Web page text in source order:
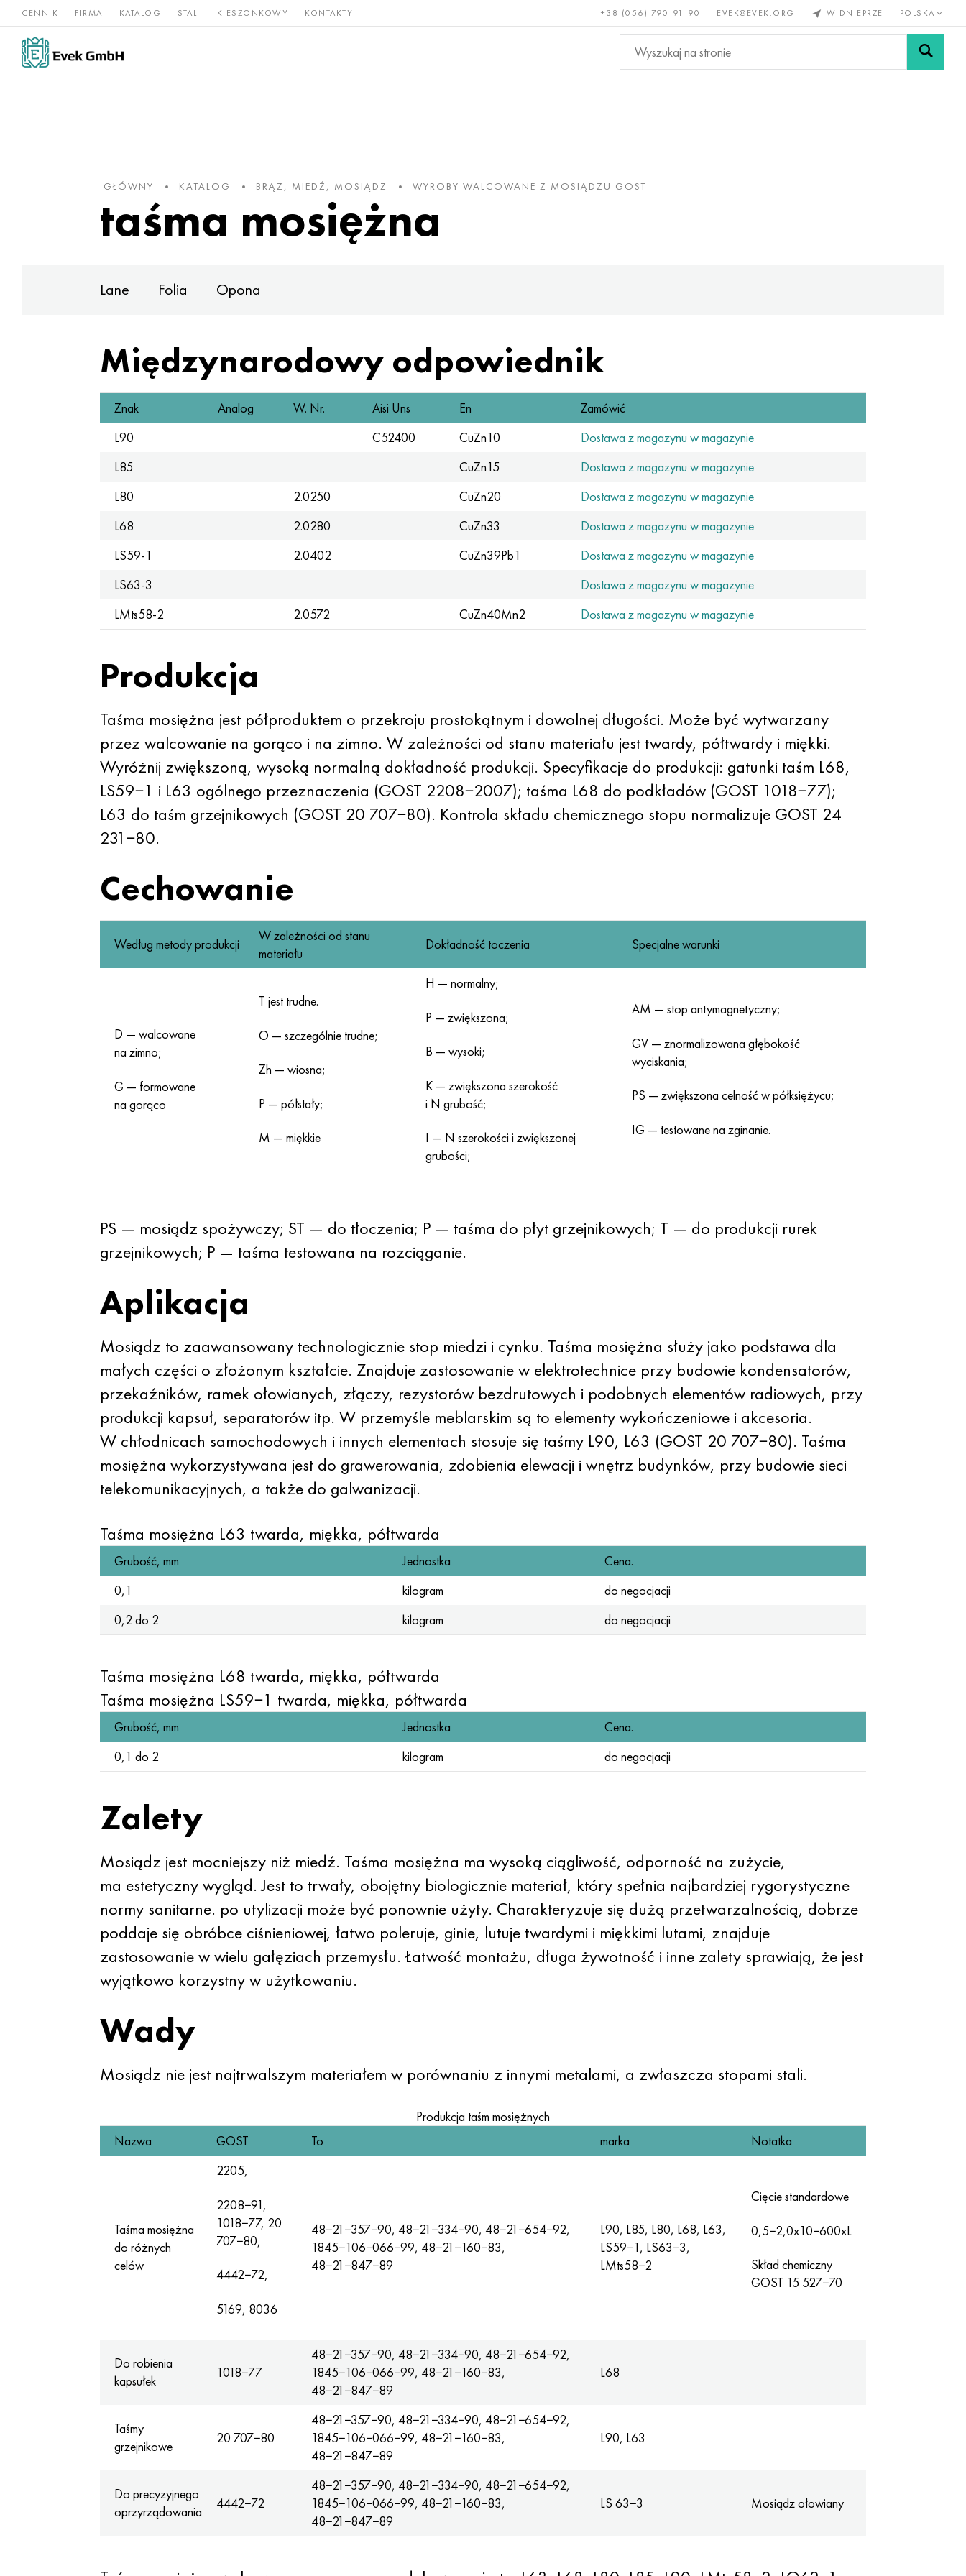
CENNIK FIRMA KATALOG STALI KIESZONKOWY KONTAKTY +38 (056) 790-91-90 EVEK@EVEK.ORG W DNIEPRZE POLSKA
Stopy
niklu
Stal Rzadkie i Brąz, miedź, Metale
nieżelazne
Stali Siatki i
GŁÓWNY KATALOG BRĄZ, MIEDŹ, MOSIĄDZ WYROBY WALCOWANE Z MOSIĄDZU GOST
taśma mosiężna
Lane Folia Opona
Międzynarodowy odpowiednik
Znak Analog W. Nr. Aisi Uns En
Zamówić
L90
C52400 CuZn10
Dostawa z magazynu w magazynie
L85
CuZn15
Dostawa z magazynu w magazynie
L80
2.0250 CuZn20
Dostawa z magazynu w magazynie
L68
2.0280 CuZn33
Dostawa z magazynu w magazynie
LS59-1
2.0402 CuZn39Pb1
Dostawa z magazynu w magazynie
LS63-3
Dostawa z magazynu w magazynie
LMts58-2
2.0572 CuZn40Mn2 Dostawa z magazynu w magazynie
Produkcja
Taśma mosiężna jest półproduktem o przekroju prostokątnym i dowolnej długości. Może być wytwarzany
przez walcowanie na gorąco i na zimno. W zależności od stanu materiału jest twardy, półtwardy i miękki.
Wyróżnij zwiększoną, wysoką normalną dokładność produkcji. Specyfikacje do produkcji: gatunki taśm L68,
LS59−1 i L63 ogólnego przeznaczenia (GOST 2208−2007); taśma L68 do podkładów (GOST 1018−77);
L63 do taśm grzejnikowych (GOST 20 707−80). Kontrola składu chemicznego stopu normalizuje GOST 24
231−80.
Cechowanie
Według metody produkcji
W zależności od stanu
materiału
Dokładność toczenia Specjalne warunki
D — walcowane
na zimno;
G — formowane
na gorąco
T jest trudne.
O — szczególnie trudne;
Zh — wiosna;
P — półstały;
M — miękkie
H — normalny;
P — zwiększona;
B — wysoki;
K — zwiększona szerokość
i N grubość;
I — N szerokości i zwiększonej
grubości;
AM — stop antymagnetyczny;
GV — znormalizowana głębokość
wyciskania;
PS — zwiększona celność w półksiężycu;
IG — testowane na zginanie.
PS — mosiądz spożywczy; ST — do tłoczenia; P — taśma do płyt grzejnikowych; T — do produkcji rurek
grzejnikowych; P — taśma testowana na rozciąganie.
Aplikacja
Mosiądz to zaawansowany technologicznie stop miedzi i cynku. Taśma mosiężna służy jako podstawa dla
małych części o złożonym kształcie. Znajduje zastosowanie w elektrotechnice przy budowie kondensatorów,
przekaźników, ramek ołowianych, złączy, rezystorów bezdrutowych i podobnych elementów radiowych, przy
produkcji kapsuł, separatorów itp. W przemyśle meblarskim są to elementy wykończeniowe i akcesoria.
W chłodnicach samochodowych i innych elementach stosuje się taśmy L90, L63 (GOST 20 707−80). Taśma
mosiężna wykorzystywana jest do grawerowania, zdobienia elewacji i wnętrz budynków, przy budowie sieci
telekomunikacyjnych, a także do galwanizacji.
Taśma mosiężna L63 twarda, miękka, półtwarda
Grubość, mm Jednostka
Cena.
0,1
kilogram
do negocjacji
0,2 do 2
kilogram do negocjacji
Taśma mosiężna L68 twarda, miękka, półtwarda
Taśma mosiężna LS59−1 twarda, miękka, półtwarda
Grubość, mm Jednostka
Cena.
0,1 do 2
kilogram do negocjacji
Zalety
Mosiądz jest mocniejszy niż miedź. Taśma mosiężna ma wysoką ciągliwość, odporność na zużycie,
ma estetyczny wygląd. Jest to trwały, obojętny biologicznie materiał, który spełnia najbardziej rygorystyczne
normy sanitarne. po utylizacji może być ponownie użyty. Charakteryzuje się dużą przetwarzalnością, dobrze
poddaje się obróbce ciśnieniowej, łatwo poleruje, ginie, lutuje twardymi i miękkimi lutami, znajduje
zastosowanie w wielu gałęziach przemysłu. Łatwość montażu, długa żywotność i inne zalety sprawiają, że jest
wyjątkowo korzystny w użytkowaniu.
Wady
Mosiądz nie jest najtrwalszym materiałem w porównaniu z innymi metalami, a zwłaszcza stopami stali.
Produkcja taśm mosiężnych
Nazwa
GOST To marka Notatka
Taśma mosiężna
do różnych
celów
2205,
2208−91,
1018−77, 20
707−80,
4442−72,
5169, 8036
48−21−357−90, 48−21−334−90, 48−21−654−92,
1845−106−066−99, 48−21−160−83,
48−21−847−89
L90, L85, L80, L68, L63,
LS59−1, LS63−3,
LMts58−2
Cięcie standardowe
0,5−2,0x10−600xL
Skład chemiczny
GOST 15 527−70
Do robienia
kapsułek
1018−77
48−21−357−90, 48−21−334−90, 48−21−654−92,
1845−106−066−99, 48−21−160−83,
48−21−847−89
L68
Taśmy
grzejnikowe
20 707−80
48−21−357−90, 48−21−334−90, 48−21−654−92,
1845−106−066−99, 48−21−160−83,
48−21−847−89
L90, L63
Do precyzyjnego
oprzyrządowania
4442−72
48−21−357−90, 48−21−334−90, 48−21−654−92,
1845−106−066−99, 48−21−160−83,
48−21−847−89
LS 63−3 Mosiądz ołowiany